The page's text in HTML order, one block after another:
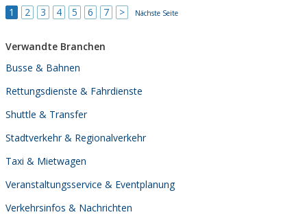
1
2 3 4 5 6 7 > Nächste Seite
Verwandte Branchen
Busse & Bahnen
Rettungsdienste & Fahrdienste
Shuttle & Transfer
Stadtverkehr & Regionalverkehr
Taxi & Mietwagen
Veranstaltungsservice & Eventplanung
Verkehrsinfos & Nachrichten